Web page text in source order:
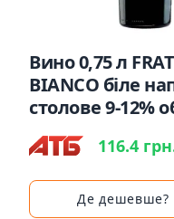
Вино 0,75 л
BIANCO біле
столове 9-12%
116.4
Де дешевше?